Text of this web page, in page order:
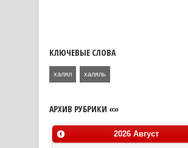
КЛЮЧЕВЫЕ СЛОВА
халял халяль
АРХИВ РУБРИКИ «»
2026 Август